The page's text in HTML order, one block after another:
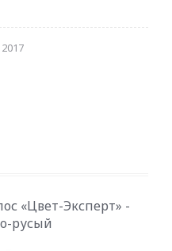
«Цвет-Эксперт» -
русый